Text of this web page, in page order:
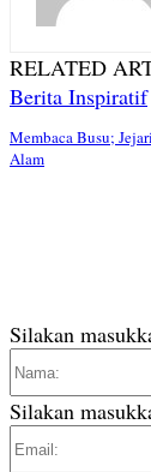
RELATED
Berita Inspiratif
Membaca Busu;
Alam
Silakan
Silakan